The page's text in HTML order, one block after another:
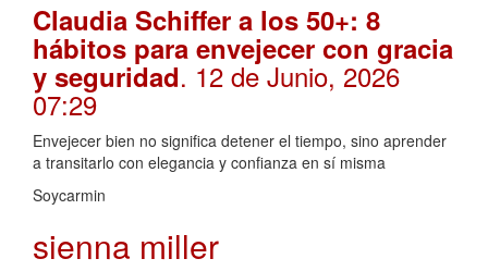
Claudia Schiffer a los 50+: 8
hábitos para envejecer con gracia
y seguridad. 12 de Junio, 2026
07:29
Envejecer bien no significa detener el tiempo, sino aprender
a transitarlo con elegancia y confianza en sí misma
Soycarmin
sienna miller